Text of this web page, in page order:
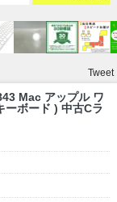
Tweet
Mac アップル ワ
ーボード ) 中古Cラ